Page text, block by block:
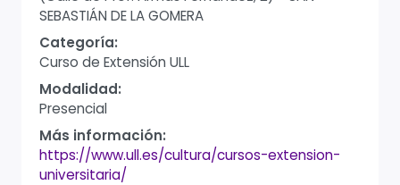
SEBASTIÁN DE LA GOMERA
Categoría:
Curso de Extensión ULL
Modalidad:
Presencial
Más información:
https://www.ull.es/cultura/cursos-extension-
universitaria/